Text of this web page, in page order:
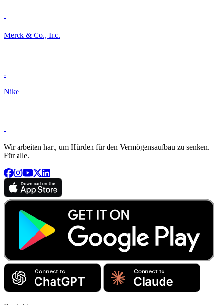
-
Merck & Co., Inc.
-
Nike
-
Wir arbeiten hart, um Hürden für den Vermögensaufbau zu senken.
Für alle.